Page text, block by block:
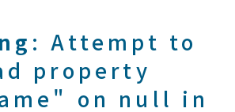
: Attempt to
property
on null in